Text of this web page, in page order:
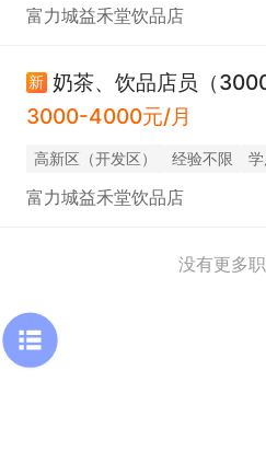
富力城益禾堂饮品店
新 奶茶、饮品店员（
3000-4000元/月
高新区（开发区） 经验不限
富力城益禾堂饮品店
没有更多